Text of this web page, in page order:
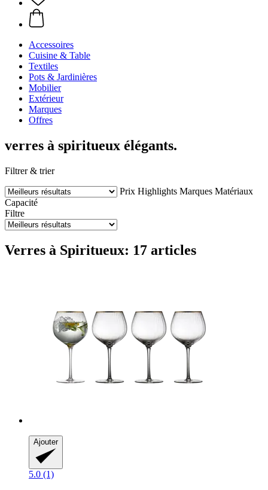
Accessoires
Cuisine & Table
Textiles
Pots & Jardinières
Mobilier
Extérieur
Marques
Offres
verres à spiritueux élégants.
Filtrer & trier
Prix Highlights Marques Matériaux
Capacité
Filtre
Verres à Spiritueux: 17 articles
Ajouter
5.0 (1)